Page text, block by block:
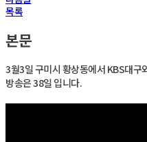
목록
본문
3월3일 구미시 황상동에서 KBS대구
방송은 38일 입니다.